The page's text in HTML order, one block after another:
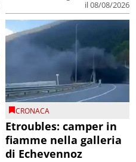
il 08/08/2026
CRONACA
Etroubles: camper in
fiamme nella galleria
di Echevennoz